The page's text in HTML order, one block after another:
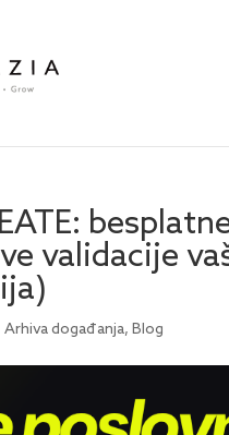
validacije
|Arhiva događanja,Blog